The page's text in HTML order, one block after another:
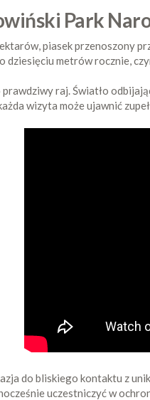
Park
piasek przenoszony
dziesięciu metrów rocznie,
raj. Światło
wizyta może ujawnić
do bliskiego kontaktu z
uczestniczyć w